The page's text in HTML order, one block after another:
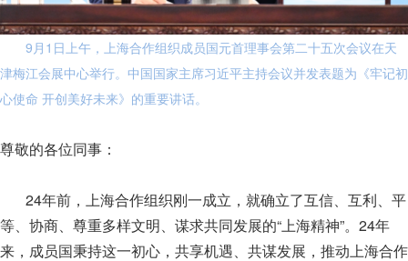
9月1日上午，上海合作组织成员国元首理事会第二十五次会议在天
津梅江会展中心举行。中国国家主席习近平主持会议并发表题为《牢记初
心使命 开创美好未来》的重要讲话。
尊敬的各位同事：
24年前，上海合作组织刚一成立，就确立了互信、互利、平
等、协商、尊重多样文明、谋求共同发展的“上海精神”。24年
来，成员国秉持这一初心，共享机遇、共谋发展，推动上海合作